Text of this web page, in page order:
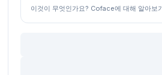
이것이 무엇인가요? Coface에 대해 알아보